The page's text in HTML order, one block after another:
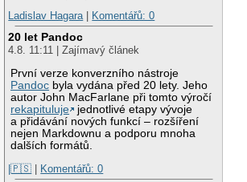
Ladislav Hagara| Komentářů: 0
20 let Pandoc
4.8. 11:11 | Zajímavý článek
První verze konverzního nástroje
Pandoc byla vydána před 20 lety. Jeho
autor John MacFarlane při tomto výročí
rekapituluje
jednotlivé etapy vývoje
a přidávání nových funkcí – rozšíření
nejen Markdownu a podporu mnoha
dalších formátů.
|🇵🇸
Komentářů: 0